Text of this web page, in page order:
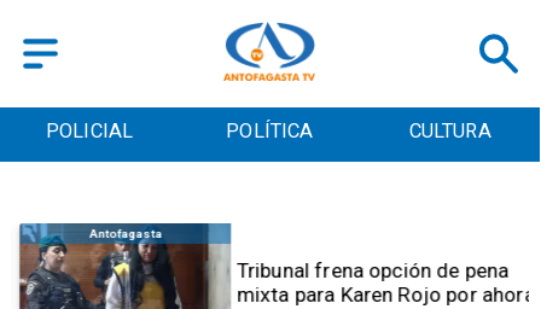
POLICIAL POLÍTICA CULTURA
Antofagasta
Tribunal frena opción de pena
mixta para Karen Rojo por ahora